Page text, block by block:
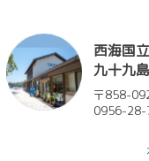
西海国
九十九
〒858-
0956-28-